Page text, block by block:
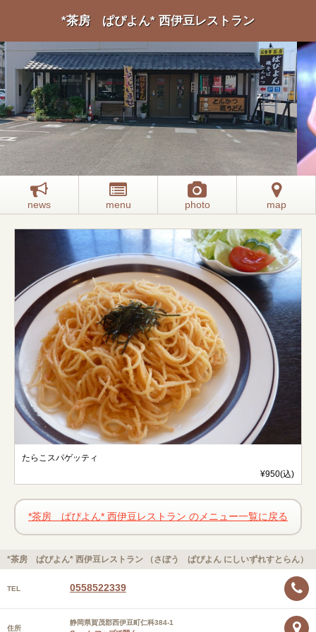
*茶房 ぱぴよん* 西伊豆レストラン
news menu photo map
たらこスパゲッティ
¥950(込)
*茶房 ぱぴよん* 西伊豆レストラン のメニュー一覧に戻る
*茶房 ぱぴよん* 西伊豆レストラン （さぼう ぱぴよん にしいずれすとらん）
TEL 0558522339
住所
静岡県賀茂郡西伊豆町仁科384-1